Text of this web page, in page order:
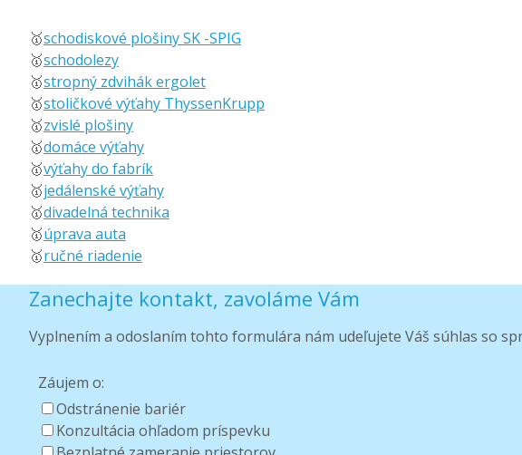
🥇schodiskové plošiny SK -SPIG
🥇schodolezy
🥇stropný zdvihák ergolet
🥇stoličkové výťahy ThyssenKrupp
🥇zvislé plošiny
🥇domáce výťahy
🥇výťahy do fabrík
🥇jedálenské výťahy
🥇divadelná technika
🥇úprava auta
🥇ručné riadenie
Zanechajte kontakt, zavoláme Vám
Vyplnením a odoslaním tohto formulára nám udeľujete Váš súhlas so
Záujem o:
Odstránenie bariér
Konzultácia ohľadom príspevku